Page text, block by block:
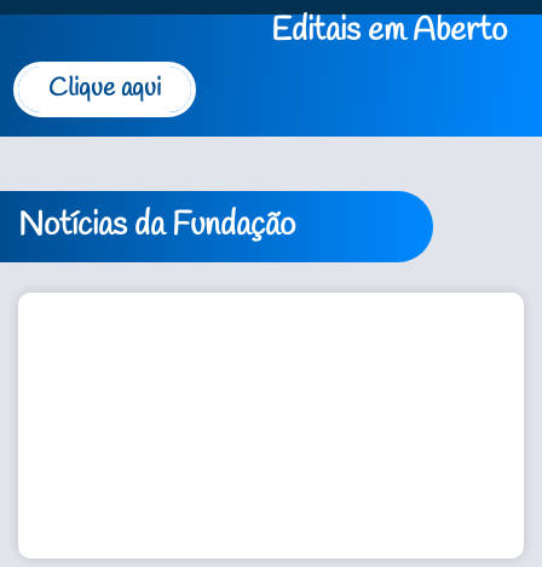
Editais em Aberto
Clique aqui
Notícias da Fundação